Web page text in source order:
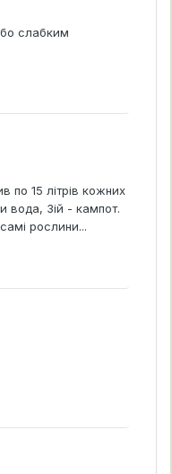
слабким
по 15 літрів кожних
вода, 3ій - кампот.
рослини...